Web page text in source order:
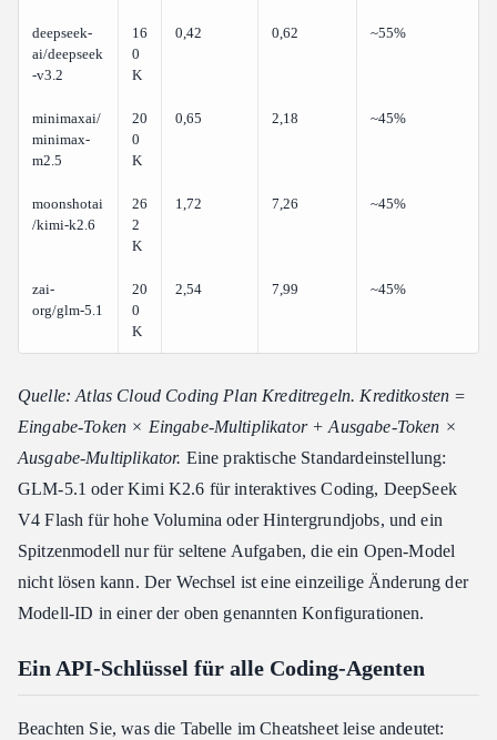
deepseek-
ai/deepseek
-v3.2
16
0
K
0,42 0,62 ~55%
minimaxai/
minimax-
m2.5
20
0
K
0,65 2,18 ~45%
moonshotai
/kimi-k2.6
26
2
K
1,72 7,26 ~45%
zai-
org/glm-5.1
20
0
K
2,54 7,99 ~45%
Quelle: Atlas Cloud Coding Plan Kreditregeln. Kreditkosten =
Eingabe-Token × Eingabe-Multiplikator + Ausgabe-Token ×
Ausgabe-Multiplikator. Eine praktische Standardeinstellung:
GLM-5.1 oder Kimi K2.6 für interaktives Coding, DeepSeek
V4 Flash für hohe Volumina oder Hintergrundjobs, und ein
Spitzenmodell nur für seltene Aufgaben, die ein Open-Model
nicht lösen kann. Der Wechsel ist eine einzeilige Änderung der
Modell-ID in einer der oben genannten Konfigurationen.
Ein API-Schlüssel für alle Coding-Agenten
Beachten Sie, was die Tabelle im Cheatsheet leise andeutet: